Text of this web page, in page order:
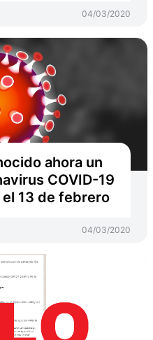
04/03/2020
ahora un
COVID-19
el 13 de febrero
04/03/2020